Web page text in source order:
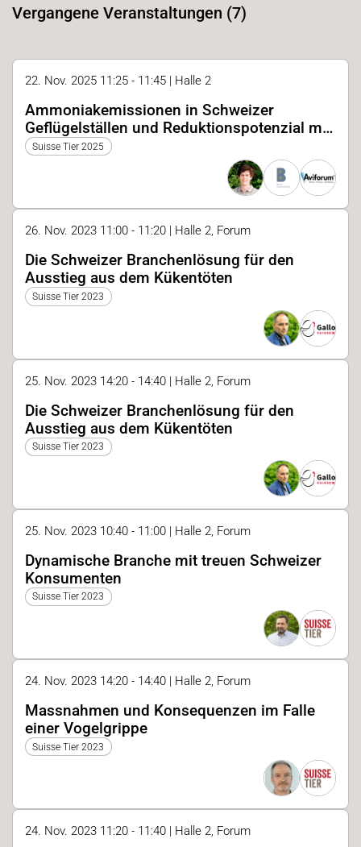
Vergangene Veranstaltungen (7)
22. Nov. 2025 11:25 - 11:45 | Halle 2
Ammoniakemissionen in Schweizer
Geflügelställen und Reduktionspotenzial mit
einer WRG
Suisse Tier 2025
26. Nov. 2023 11:00 - 11:20 | Halle 2, Forum
Die Schweizer Branchenlösung für den
Ausstieg aus dem Kükentöten
Suisse Tier 2023
25. Nov. 2023 14:20 - 14:40 | Halle 2, Forum
Die Schweizer Branchenlösung für den
Ausstieg aus dem Kükentöten
Suisse Tier 2023
25. Nov. 2023 10:40 - 11:00 | Halle 2, Forum
Dynamische Branche mit treuen Schweizer
Konsumenten
Suisse Tier 2023
24. Nov. 2023 14:20 - 14:40 | Halle 2, Forum
Massnahmen und Konsequenzen im Falle
einer Vogelgrippe
Suisse Tier 2023
24. Nov. 2023 11:20 - 11:40 | Halle 2, Forum